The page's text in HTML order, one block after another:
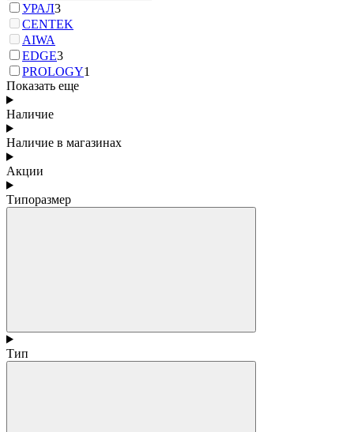
УРАЛ3
CENTEK
AIWA
EDGE3
PROLOGY1
Показать еще
Наличие
Наличие в магазинах
Акции
Типоразмер
Тип